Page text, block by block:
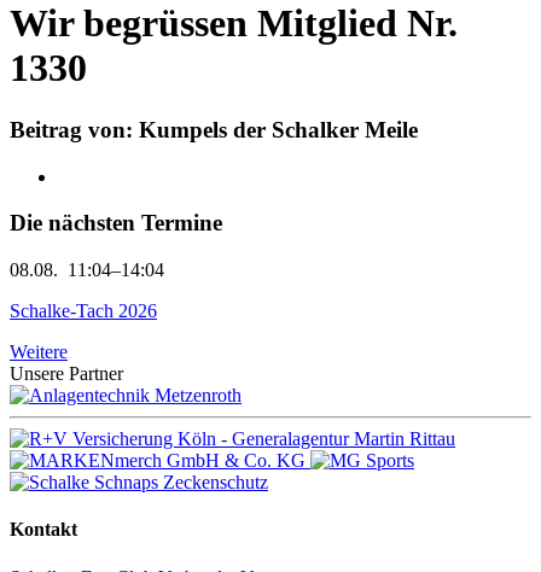
Wir begrüssen Mitglied Nr.
1330
Beitrag von: Kumpels der Schalker Meile
Die nächsten Termine
08.08. 11:04–14:04
Schalke-Tach 2026
Weitere
Unsere Partner
Kontakt